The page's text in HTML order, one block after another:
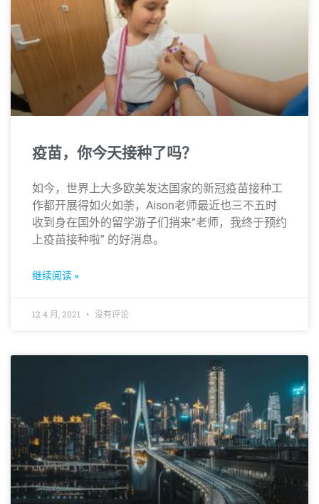
疫苗，你今天接种了吗？
如今，世界上大多欧美发达国家的新冠疫苗接种工
作都开展得如火如荼，Aison老师最近也三不五时
收到身在国外的留学游子们捎来“老师，我终于预约
上疫苗接种啦” 的好消息。
继续阅读 »
12 4 月, 2021 没有评论